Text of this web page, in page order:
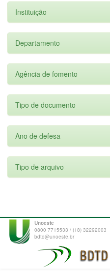
Instituição
Departamento
Agência de fomento
Tipo de documento
Ano de defesa
Tipo de arquivo
Unoeste
0800 7715533 / (18) 32292003
bdtd@unoeste.br